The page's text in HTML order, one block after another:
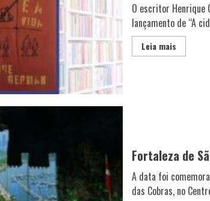
O escritor Henrique
lançamento de “A
Leia mais
Fortaleza de
A data foi
das Cobras, no